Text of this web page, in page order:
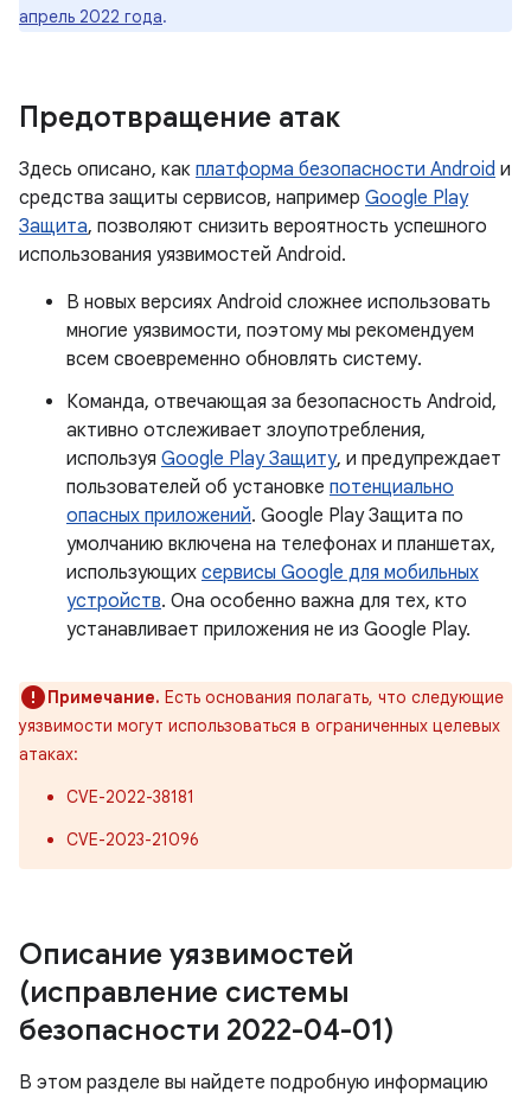
апрель 2022 года.
Предотвращение атак
Здесь описано, как платформа безопасности Android и
средства защиты сервисов, например Google Play
Защита, позволяют снизить вероятность успешного
использования уязвимостей Android.
В новых версиях Android сложнее использовать
многие уязвимости, поэтому мы рекомендуем
всем своевременно обновлять систему.
Команда, отвечающая за безопасность Android,
активно отслеживает злоупотребления,
используя Google Play Защиту, и предупреждает
пользователей об установке потенциально
опасных приложений. Google Play Защита по
умолчанию включена на телефонах и планшетах,
использующих сервисы Google для мобильных
устройств. Она особенно важна для тех, кто
устанавливает приложения не из Google Play.
Примечание. Есть основания полагать, что следующие
уязвимости могут использоваться в ограниченных целевых
атаках:
CVE-2022-38181
CVE-2023-21096
Описание уязвимостей
(исправление системы
безопасности 2022-04-01)
В этом разделе вы найдете подробную информацию